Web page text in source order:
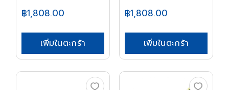
฿1,808.00
เพิ่มในตะกร้า
฿1,808.00
เพิ่มในตะกร้า